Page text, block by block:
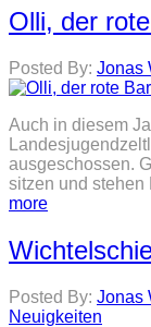
Olli, der
Posted By: Jonas
Auch in diesem
ausgeschossen.
sitzen und stehen
more
Posted By: Jonas
Neuigkeiten